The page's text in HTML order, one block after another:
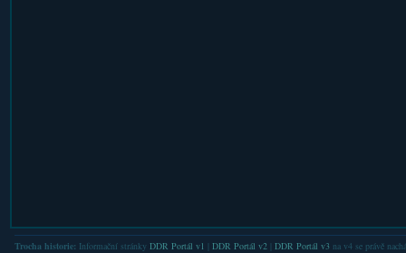
Trocha historie: Informační stránky DDR Portál v1 DDR Portál v2| DDR Portál v3na v4 se právě